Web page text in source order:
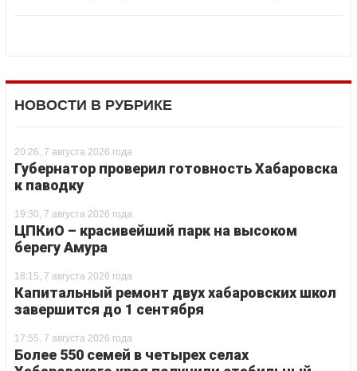
НОВОСТИ В РУБРИКЕ
20:26, 7 августа 2026 года
Губернатор проверил готовность Хабаровска
к паводку
19:30, 7 августа 2026 года
ЦПКиО – красивейший парк на высоком
берегу Амура
18:15, 7 августа 2026 года
Капитальный ремонт двух хабаровских школ
завершится до 1 сентября
17:55, 7 августа 2026 года
Более 550 семей в четырех селах